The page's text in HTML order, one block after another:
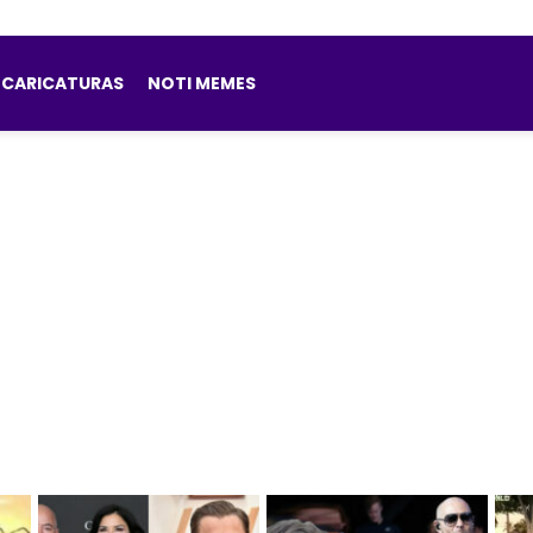
CARICATURAS NOTI MEMES